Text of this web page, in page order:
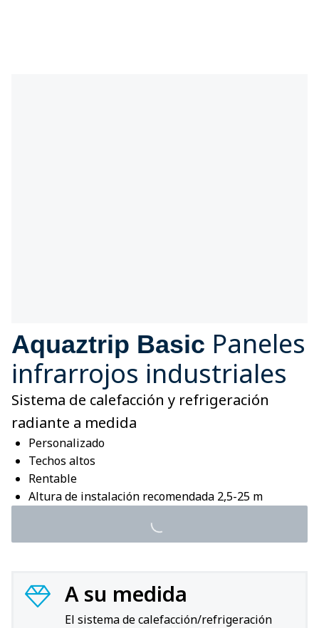
Aquaztrip Basic Paneles
infrarrojos industriales
Sistema de calefacción y refrigeración
radiante a medida
Personalizado
Techos altos
Rentable
Altura de instalación recomendada 2,5-25 m
A su medida
El sistema de calefacción/refrigeración